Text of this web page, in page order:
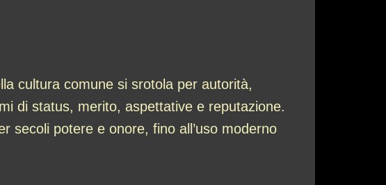
cultura comune si srotola per autorità,
di status, merito, aspettative e reputazione.
secoli potere e onore, fino all’uso moderno